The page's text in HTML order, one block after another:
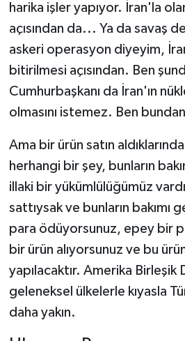
harika işler yapıyor. İran'la
açısından da... Ya da savaş
askeri operasyon diyeyim,
bitirilmesi açısından. Ben
Cumhurbaşkanı da İran'ın
olmasını istemez. Ben
Ama bir ürün satın
herhangi bir şey, bunların
illaki bir yükümlülüğümüz
sattıysak ve bunların bakımı
para ödüyorsunuz, epey bir
bir ürün alıyorsunuz ve bu
yapılacaktır. Amerika
geleneksel ülkelerle kıyasla
daha yakın.